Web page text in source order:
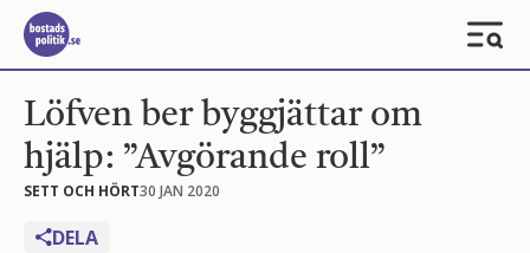
Löfven ber byggjättar om
hjälp: ”Avgörande roll”
SETT OCH HÖRT30 JAN 2020
DELA